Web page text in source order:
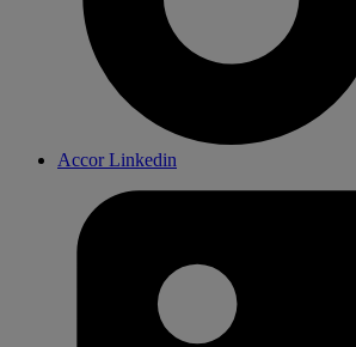
Accor Linkedin